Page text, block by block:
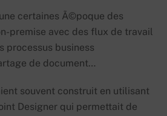
certaines Ã©poque des
premise avec des flux de travail
processus business
de document…
souvent construit en utilisant
Designer qui permettait de